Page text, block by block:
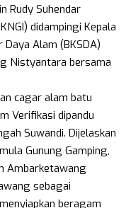
Rudy Suhendar
didampingi Kepala
Alam (BKSDA)
Nistyantara bersama
cagar alam batu
Verifikasi dipandu
Suwandi. Dijelaskan
Gunung Gamping,
Ambarketawang
sebagai
beragam